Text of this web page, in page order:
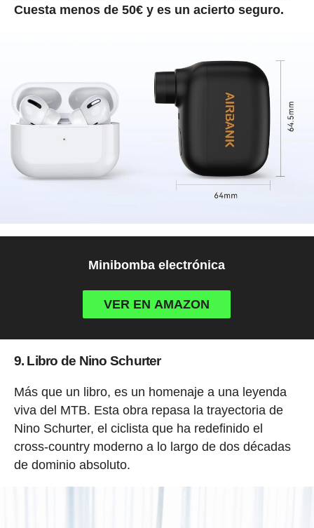
Cuesta menos de 50€ y es un acierto seguro.
Minibomba electrónica
VER EN AMAZON
9. Libro de Nino Schurter
Más que un libro, es un homenaje a una leyenda
viva del MTB. Esta obra repasa la trayectoria de
Nino Schurter, el ciclista que ha redefinido el
cross-country moderno a lo largo de dos décadas
de dominio absoluto.